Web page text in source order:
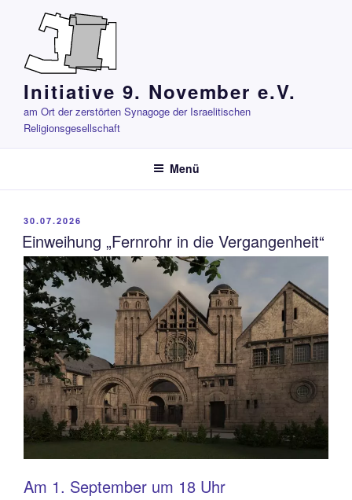
Initiative 9. November e.V.
am Ort der zerstörten Synagoge der Israelitischen
Religionsgesellschaft
Menü
VERÖFFENTLICHT
AM
30.07.2026
Einweihung „Fernrohr in die Vergangenheit“
Am 1. September um 18 Uhr